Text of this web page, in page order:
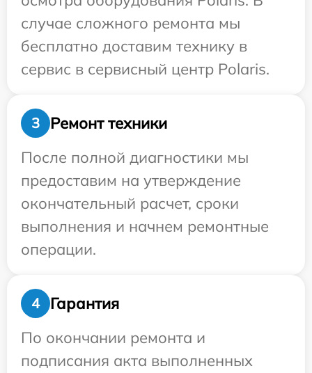
случае сложного ремонта мы
бесплатно доставим технику в
сервис в сервисный центр Polaris.
3
Ремонт техники
После полной диагностики мы
предоставим на утверждение
окончательный расчет, сроки
выполнения и начнем ремонтные
операции.
4
Гарантия
По окончании ремонта и
подписания акта выполненных